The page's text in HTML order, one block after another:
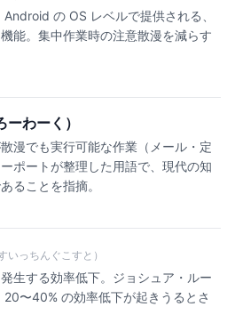
の OS レベルで提供される、
能。集中作業時の注意散漫を減らす
わーく）
漫でも実行可能な作業（メール・定
ポートが整理した用語で、現代の知
ることを指摘。
すいっちんぐこすと）
生する効率低下。ジョシュア・ルー
〜40% の効率低下が起きうるとさ